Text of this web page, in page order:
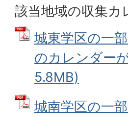
該当地域の収集
城東学区の一
のカレンダー
5.8MB)
城南学区の一